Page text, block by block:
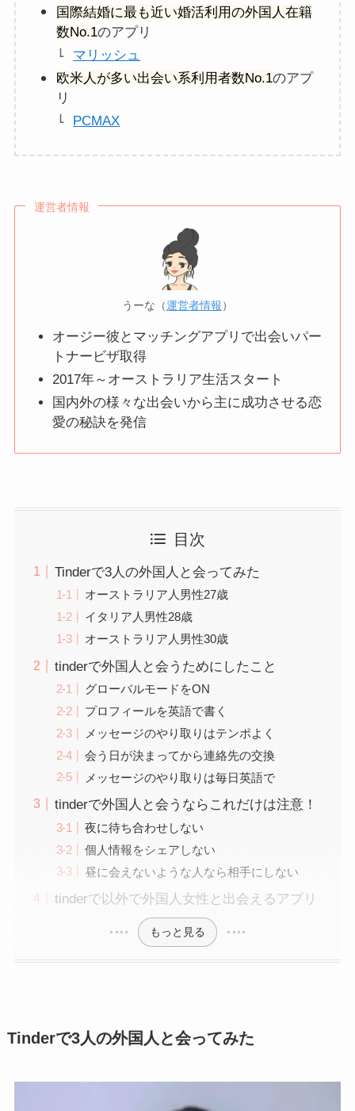
国際結婚に最も近い婚活利用の外国人在籍
数No.1のアプリ
マリッシュ
欧米人が多い出会い系利用者数No.1のアプ
リ
PCMAX
運営者情報
うーな（運営者情報 ）
オージー彼とマッチングアプリで出会いパー
トナービザ取得
2017年～オーストラリア生活スタート
国内外の様々な出会いから主に成功させる恋
愛の秘訣を発信
目次
Tinderで3人の外国人と会ってみた
オーストラリア人男性27歳
イタリア人男性28歳
オーストラリア人男性30歳
tinderで外国人と会うためにしたこと
グローバルモードをON
プロフィールを英語で書く
メッセージのやり取りはテンポよく
会う日が決まってから連絡先の交換
メッセージのやり取りは毎日英語で
tinderで外国人と会うならこれだけは注意！
夜に待ち合わせしない
個人情報をシェアしない
昼に会えないような人なら相手にしない
tinderで以外で外国人女性と出会えるアプリ
もっと見る
Tinderで3人の外国人と会ってみた